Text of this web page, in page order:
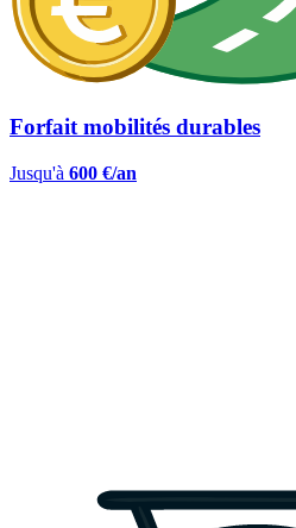
Forfait mobilités durables
Jusqu'à 600 €/an